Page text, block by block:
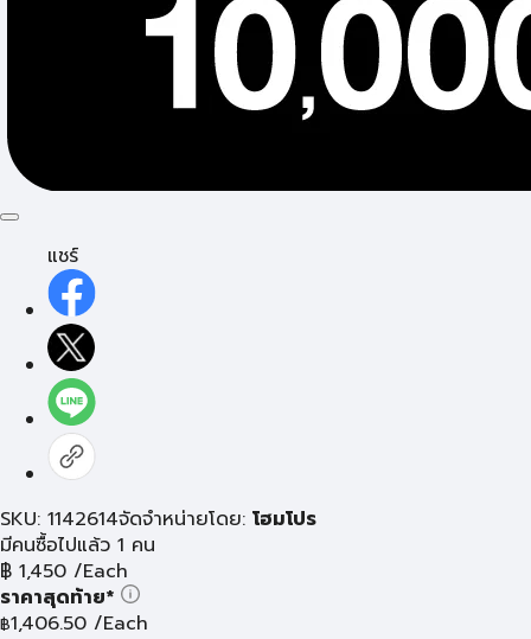
แชร์
SKU: 1142614จัดจำหน่ายโดย: โฮมโปร
มีคนซื้อไปแล้ว 1 คน
฿ 1,450 /Each
ราคาสุดท้าย*
฿1,406.50 /Each